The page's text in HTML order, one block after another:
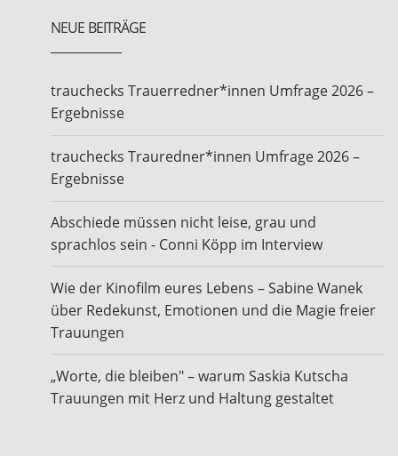
NEUE BEITRÄGE
trauchecks Trauerredner*innen Umfrage 2026 –
Ergebnisse
trauchecks Trauredner*innen Umfrage 2026 –
Ergebnisse
Abschiede müssen nicht leise, grau und
sprachlos sein - Conni Köpp im Interview
Wie der Kinofilm eures Lebens – Sabine Wanek
über Redekunst, Emotionen und die Magie freier
Trauungen
„Worte, die bleiben" – warum Saskia Kutscha
Trauungen mit Herz und Haltung gestaltet